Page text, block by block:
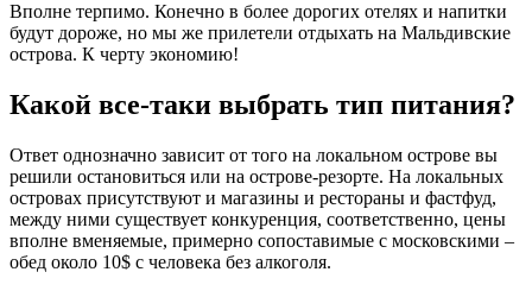
Вполне терпимо. Конечно в более дорогих отелях и напитки
будут дороже, но мы же прилетели отдыхать на Мальдивские
острова. К черту экономию!
Какой все-таки выбрать тип питания?
Ответ однозначно зависит от того на локальном острове вы
решили остановиться или на острове-резорте. На локальных
островах присутствуют и магазины и рестораны и фастфуд,
между ними существует конкуренция, соответственно, цены
вполне вменяемые, примерно сопоставимые с московскими –
обед около 10$ с человека без алкоголя.